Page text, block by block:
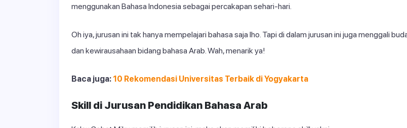
menggunakan Bahasa Indonesia sebagai percakapan sehari-hari.
Oh iya, jurusan ini tak hanya mempelajari bahasa saja lho. Tapi di dalam jurusan ini juga menggali
dan kewirausahaan bidang bahasa Arab. Wah, menarik ya!
Baca juga: 10 Rekomendasi Universitas Terbaik di Yogyakarta
Skill di Jurusan Pendidikan Bahasa Arab